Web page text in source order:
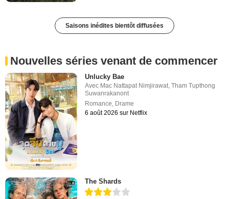
Saisons inédites bientôt diffusées
Nouvelles séries venant de commencer
Unlucky Bae
Avec Mac Nattapat Nimjirawat,Tham Tupthong
Suwanrakanont
Romance, Drame
6 août 2026 sur Netflix
The Shards